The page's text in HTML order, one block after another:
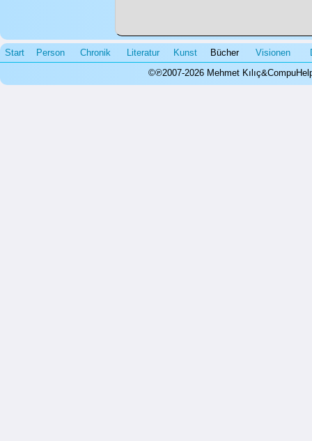
Start Person Chronik Literatur Kunst Bücher Visionen
©℗2007-2026 Mehmet